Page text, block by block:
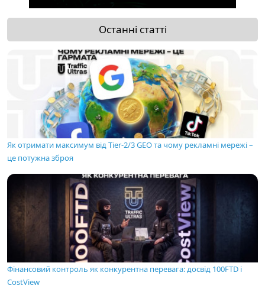
Останні статті
Як отримати максимум від Tier-2/3 GEO та чому рекламні мережі –
це потужна зброя
Фінансовий контроль як конкурентна перевага: досвід 100FTD і
CostView